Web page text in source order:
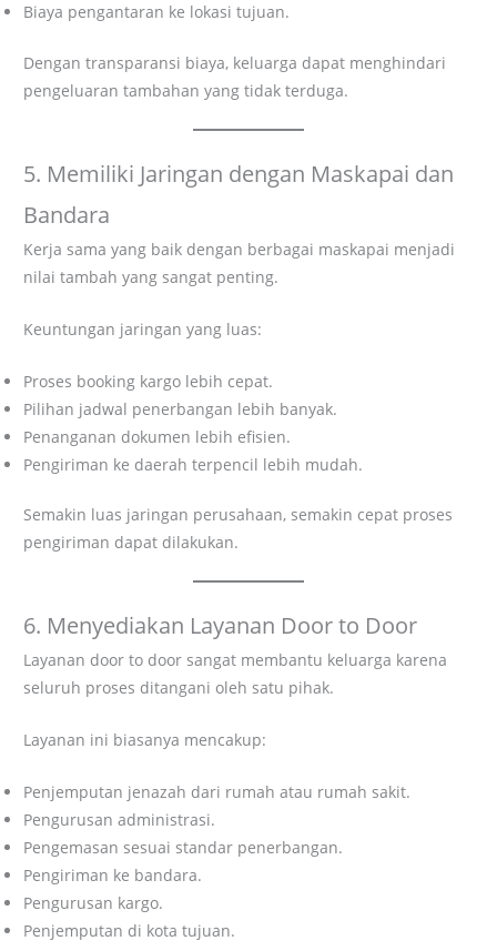
Biaya pengantaran ke lokasi tujuan.
Dengan transparansi biaya, keluarga dapat menghindari
pengeluaran tambahan yang tidak terduga.
5. Memiliki Jaringan dengan Maskapai dan
Bandara
Kerja sama yang baik dengan berbagai maskapai menjadi
nilai tambah yang sangat penting.
Keuntungan jaringan yang luas:
Proses booking kargo lebih cepat.
Pilihan jadwal penerbangan lebih banyak.
Penanganan dokumen lebih efisien.
Pengiriman ke daerah terpencil lebih mudah.
Semakin luas jaringan perusahaan, semakin cepat proses
pengiriman dapat dilakukan.
6. Menyediakan Layanan Door to Door
Layanan door to door sangat membantu keluarga karena
seluruh proses ditangani oleh satu pihak.
Layanan ini biasanya mencakup:
Penjemputan jenazah dari rumah atau rumah sakit.
Pengurusan administrasi.
Pengemasan sesuai standar penerbangan.
Pengiriman ke bandara.
Pengurusan kargo.
Penjemputan di kota tujuan.